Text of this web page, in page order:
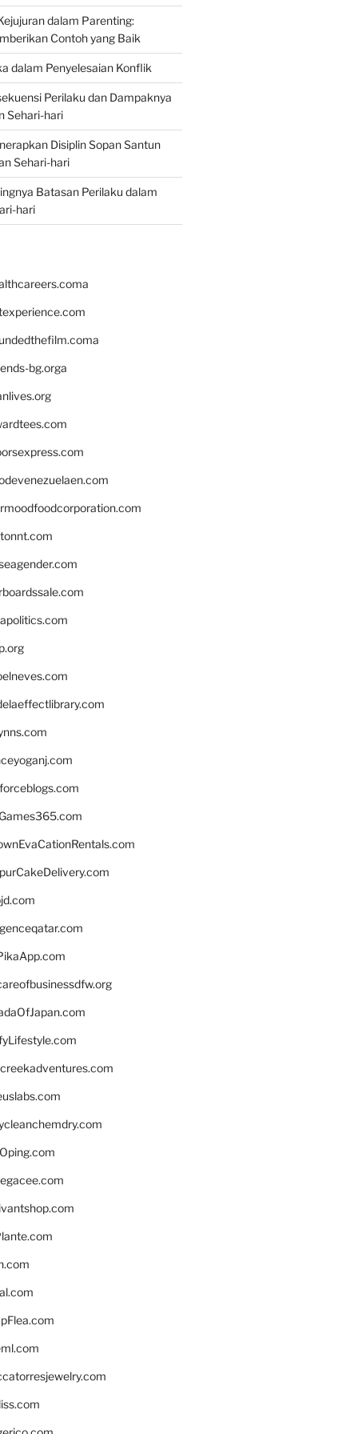
dalam Parenting:
Contoh yang Baik
dalam Penyelesaian Konflik
Perilaku dan Dampaknya
Sehari-hari
Disiplin Sopan Santun
Sehari-hari
Batasan Perilaku dalam
hari
bg.orga